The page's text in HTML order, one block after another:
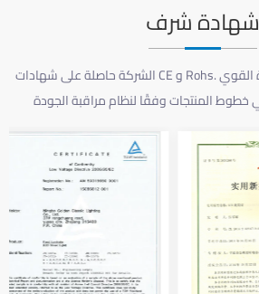
شهادة شرف
الشركة حاصلة على شهادات CE و Rohs. يعمل فريق مراقبة الجودة القوي